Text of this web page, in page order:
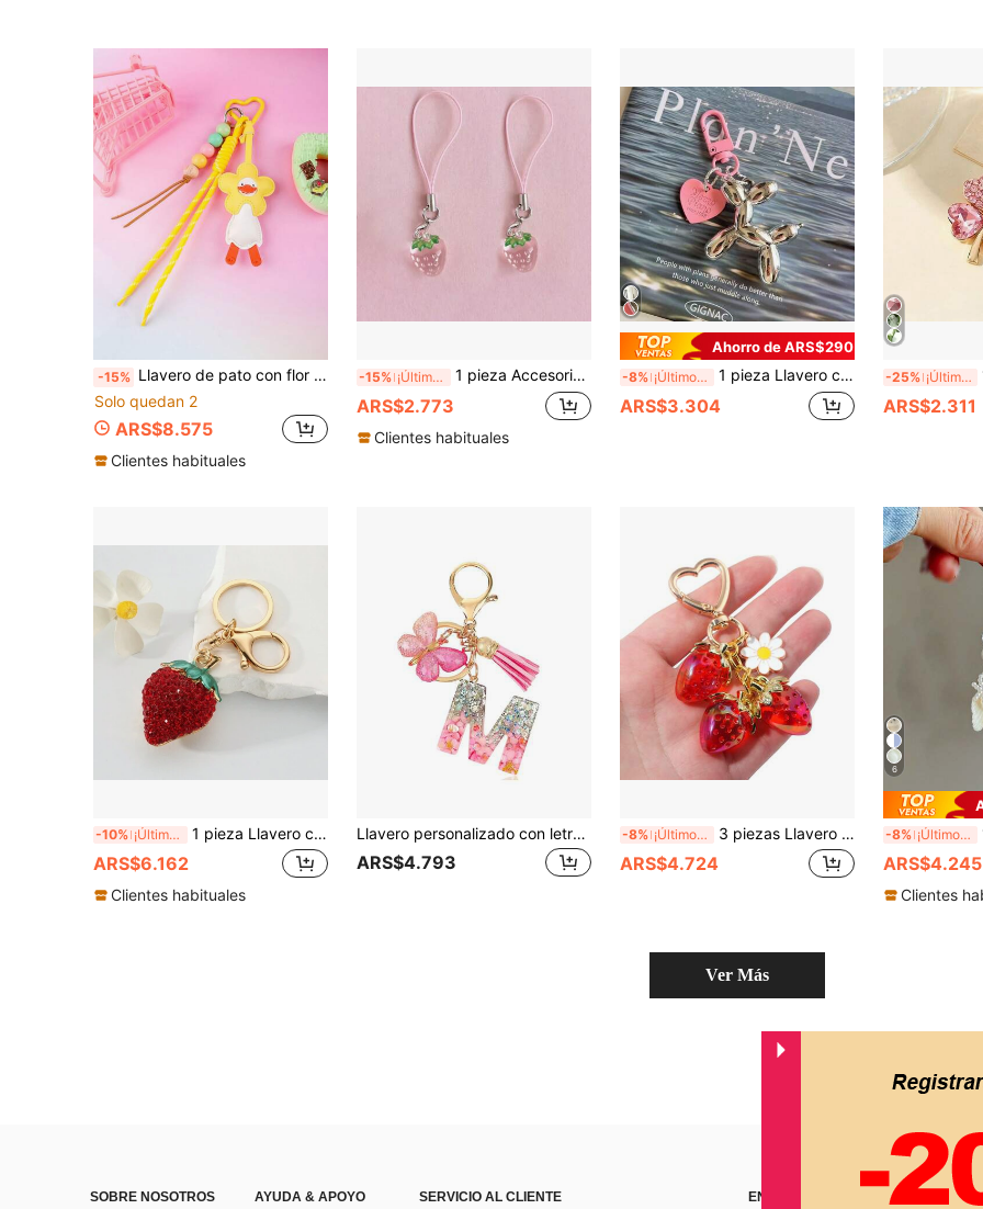
-15% Llavero de pato con flor lindo de PU, colgante de bolsa con cuerda tejida con cuentas, mosquetón con forma de corazón con colgante de pato de dibujos animados, accesorio de moda para mochila y bolso, adecuado para mujeres y niñas
Solo quedan 2
ARS$8.575
Clientes habituales
-15% ¡Últimos 3 días 1 pieza Accesorio de teléfono estilo coreano Ins lindo con forma de fresa, Mini cuerda colgante de fruta de verano fresca, llavero de fruta para niñas, decoración de bolso, accesorios de coche, lanyards con portaidentificaciones, regalos para madre, padre, graduación y maestro
ARS$2.773
Clientes habituales
Ahorro de ARS$290
-8% ¡Últimos 3 días 1 pieza Llavero con forma de perro, adecuado como decoración de coche/bolso, regalo pequeño ideal para amigos, accesorios de coche, decoración de bolso, estudiantes, estilo gótico, Y2K, con soporte para tarjeta de identificación y cordón, regalos para madre, padre, graduación y maestro
ARS$3.304
-25% ¡Últimos 2 días 1
ARS$2.311
-10% ¡Últimos 3 días 1 pieza Llavero con forma de fresa con adorno de rhinestone, llavero con forma de fruta para decoración de bolso, pequeño, para amigos y regalo conmemorativo, accesorios de coche para el Día de San Valentín, encantos de bolso, accesorios escolares, regalos navideños, regalos para madre, padre, graduación y maestros
ARS$6.162
Clientes habituales
Llavero personalizado con letra brillante para mujer - Colgante de letra de resina, purpurina plateada, piedra rosa y estrella dorada con agitador - Regalo de cumpleaños, regalo de aniversario, decoración con borla rosa y mariposa, accesorio para coche, colgante para bolso, estilo gótico Y2K lindo
ARS$4.793
-8% ¡Últimos 3 días 3 piezas Llavero con forma de corazón de fresa transparente con flor de fresa, lindo accesorio colgante para bolso para novia, joyería y accesorio para bolso, accesorios escolares y de coche, ideas de regalo góticas y Y2K para Navidad, regalos para madre, padre, graduación y maestro
ARS$4.724
6
-8% ¡Últimos 3 días 1
ARS$4.245
Clientes
Ver Más
SOBRE NOSOTROS AYUDA & APOYO SERVICIO AL CLIENTE ENCUÉNTRANOS EN